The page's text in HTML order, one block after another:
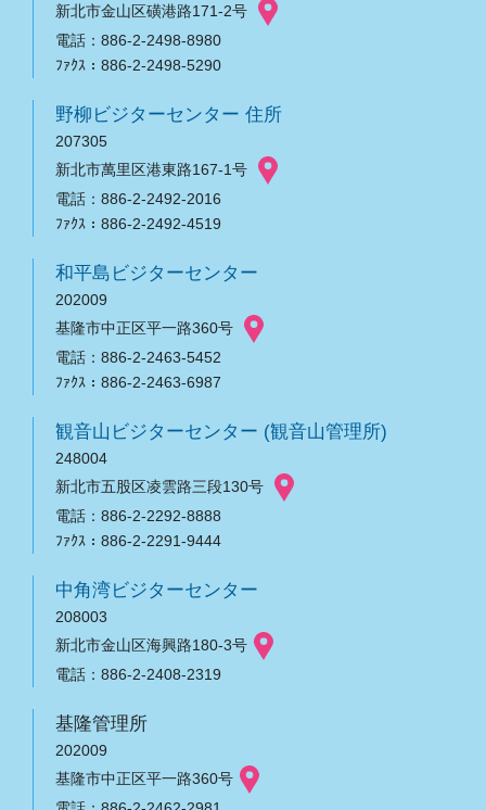
新北市金山区磺港路171-2号
電話：886-2-2498-8980
ﾌｧｸｽ：886-2-2498-5290
野柳ビジターセンター 住所
207305
新北市萬里区港東路167-1号
電話：886-2-2492-2016
ﾌｧｸｽ：886-2-2492-4519
和平島ビジターセンター
202009
基隆市中正区平一路360号
電話：886-2-2463-5452
ﾌｧｸｽ：886-2-2463-6987
観音山ビジターセンター (観音山管理所)
248004
新北市五股区凌雲路三段130号
電話：886-2-2292-8888
ﾌｧｸｽ：886-2-2291-9444
中角湾ビジターセンター
208003
新北市金山区海興路180-3号
電話：886-2-2408-2319
基隆管理所
202009
基隆市中正区平一路360号